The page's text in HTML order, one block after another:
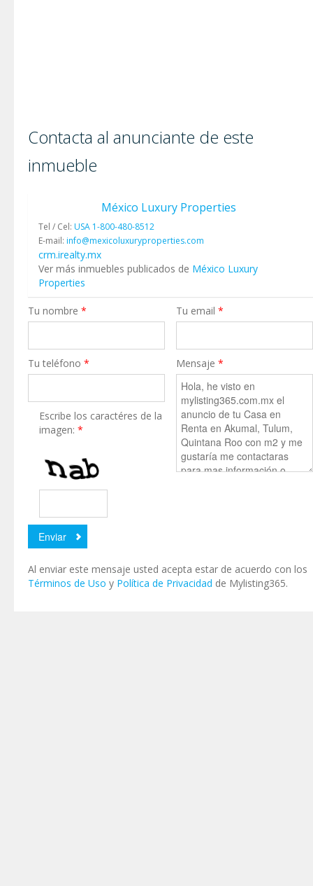
Contacta al anunciante de este
inmueble
México Luxury Properties
Tel / Cel: USA 1-800-480-8512
E-mail: info@mexicoluxuryproperties.com
crm.irealty.mx
Ver más inmuebles publicados de México Luxury
Properties
Tu nombre * Tu email*
Tu teléfono * Mensaje*
Escribe los caractéres de la
imagen:*
Al enviar este mensaje usted acepta estar de acuerdo con los
Términos de Uso y Política de Privacidad de Mylisting365.